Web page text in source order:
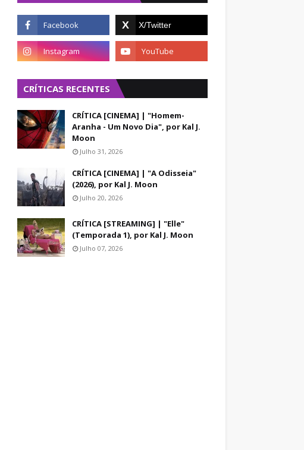
CRÍTICAS RECENTES
CRÍTICA [CINEMA] | "Homem-
Aranha - Um Novo Dia", por Kal J.
Moon
Julho 31, 2026
CRÍTICA [CINEMA] | "A Odisseia"
(2026), por Kal J. Moon
Julho 20, 2026
CRÍTICA [STREAMING] | "Elle"
(Temporada 1), por Kal J. Moon
Julho 07, 2026